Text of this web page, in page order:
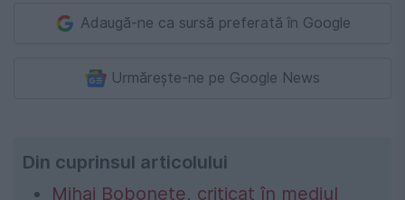
Adaugă-ne ca sursă preferată în Google
Urmărește-ne pe Google News
Din cuprinsul articolului
Mihai Bobonete, criticat în mediul